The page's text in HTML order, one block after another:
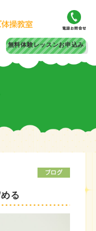
無料体験レッスンお申込み
る